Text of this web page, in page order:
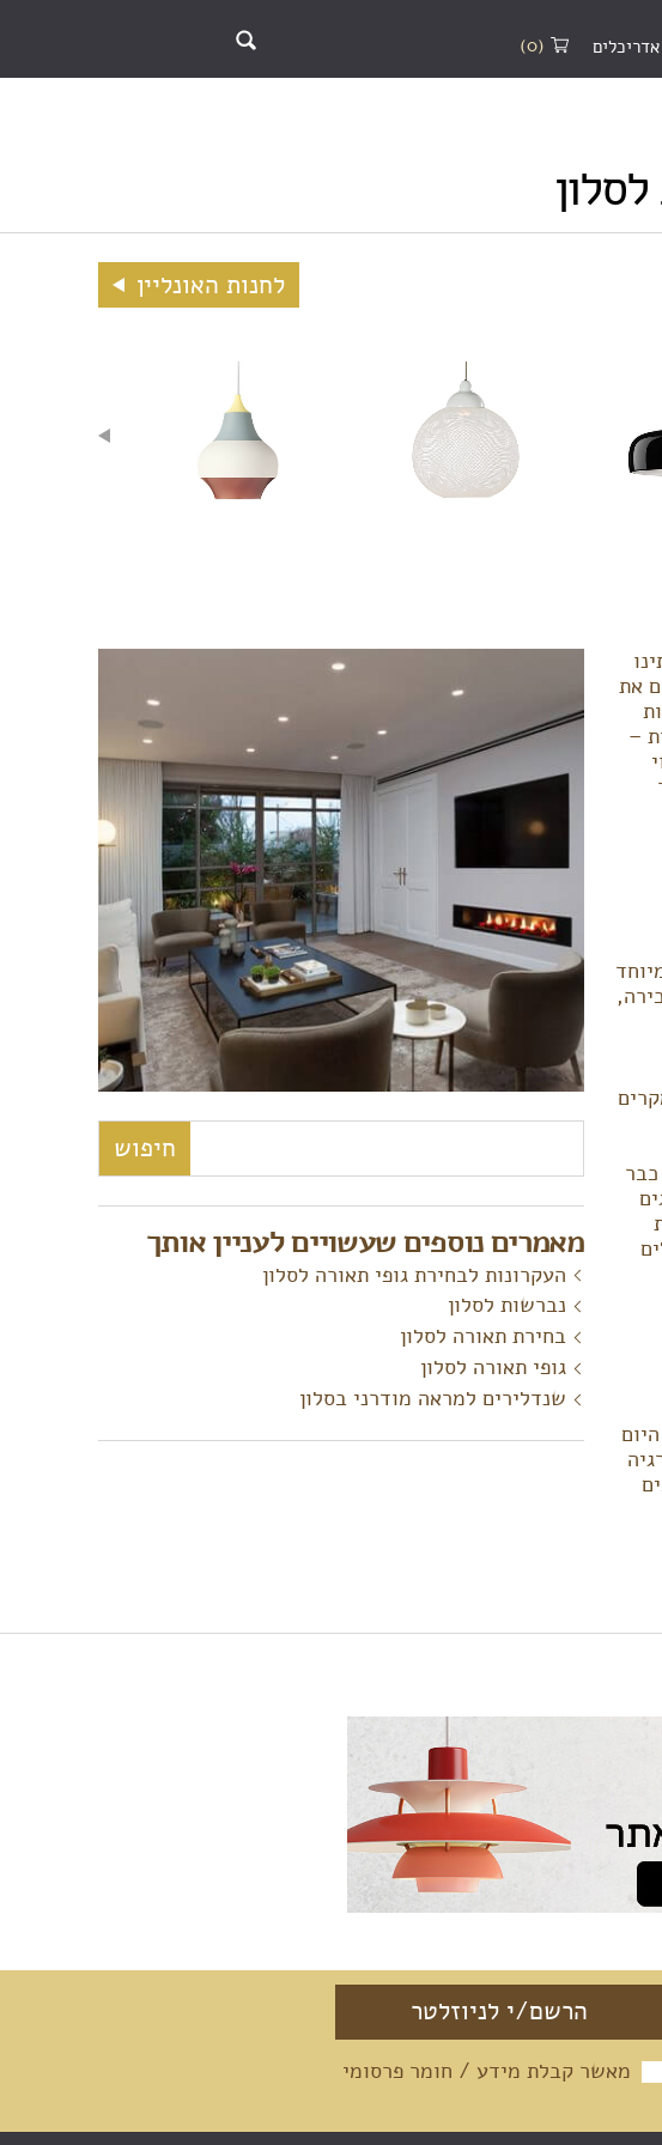
(0)
לחנות האונליין
את
–
מאמרים נוספים שעשויים לעניין אותך
העקרונות לבחירת גופי תאורה לסלון
נברשות לסלון
בחירת תאורה לסלון
גופי תאורה לסלון
שנדלירים למראה מודרני בסלון
מאשר קבלת מידע / חומר פרסומי